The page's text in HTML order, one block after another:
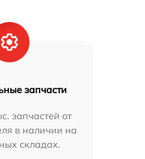
запчасти
запчастей от
в наличии на
складах.